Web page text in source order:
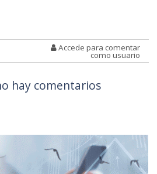
Accede para comentar
como usuario
hay comentarios